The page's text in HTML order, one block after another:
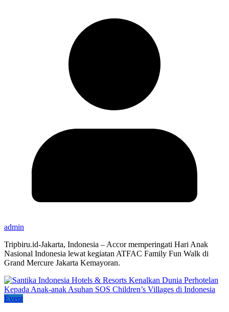
admin
Tripbiru.id-Jakarta, Indonesia – Accor memperingati Hari Anak
Nasional Indonesia lewat kegiatan ATFAC Family Fun Walk di
Grand Mercure Jakarta Kemayoran.
Event